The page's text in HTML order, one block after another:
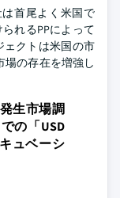
は首尾よく米国で
れるPPによって
ェクトは米国の市
場の存在を増強し
生市場調
の「USD
ュベーシ